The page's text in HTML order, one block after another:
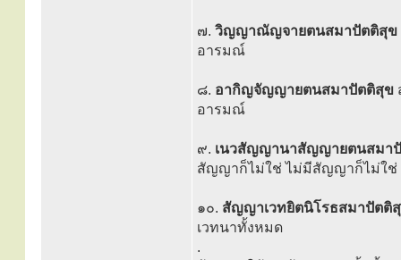
๗. วิญญาณัญจายตนสมาปัตติสุข
อารมณ์
๘. อากิญจัญญายตนสมาปัตติสุข
อารมณ์
๙. เนวสัญญานาสัญญายตนสมา
สัญญาก็ไม่ใช่ ไม่มีสัญญาก็ไม่ใช่
๑๐. สัญญาเวทยิตนิโรธสมาปัตติ
เวทนาทั้งหมด
.